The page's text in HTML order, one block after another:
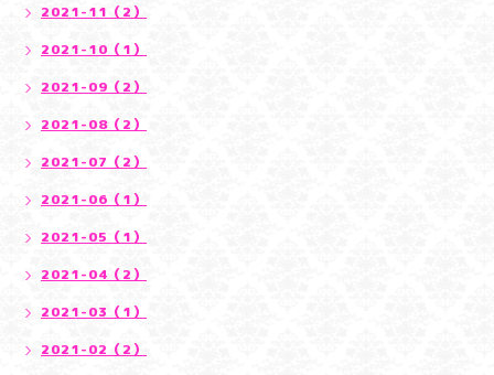
2021-11（2）
2021-10（1）
2021-09（2）
2021-08（2）
2021-07（2）
2021-06（1）
2021-05（1）
2021-04（2）
2021-03（1）
2021-02（2）